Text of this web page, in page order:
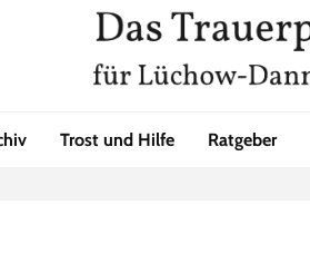
Trost und Hilfe Ratgeber